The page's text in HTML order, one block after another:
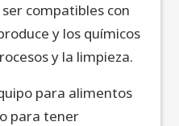
compatibles con
y los químicos
y la limpieza.
para alimentos
para tener